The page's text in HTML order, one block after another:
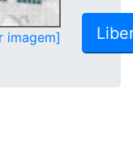
imagem]